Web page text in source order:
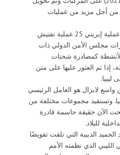
من أجل مزيد من عمليات
ومنذ مارس 2020 أجرت عملية إيريني 25 عملية تفتيش
مجلس الأمن الدولي ذات
كمصادرة شحنات
إذا تم العثور عليها على متن
ليبيا.
لايزال هو العامل الرئيسي
وتستفيد مجموعات مختلفة من
الآن حقيقة حاسمة قادرة
للبلاد.
الدبيبة التي تلقت تفويضًا
الذي نظمته الأمم